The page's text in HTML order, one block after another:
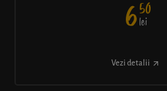
650
lei
Vezi detalii